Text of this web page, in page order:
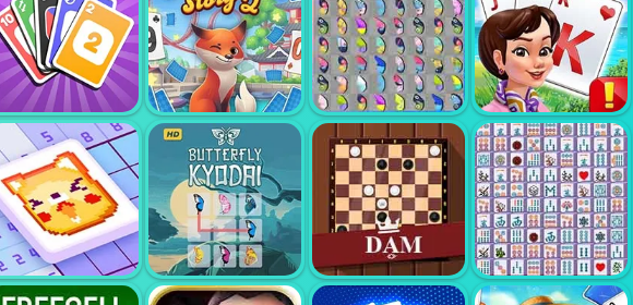
ハーツは
ソリティア スウィ
フト
友達とポーカー
ソリティア・マジ
ョン・クラシック
八
ソリティアストー
リートリップエク
ス2
バタフライ 京大
デラックス
キングとクイーン
のソリティアトラ
イピークス